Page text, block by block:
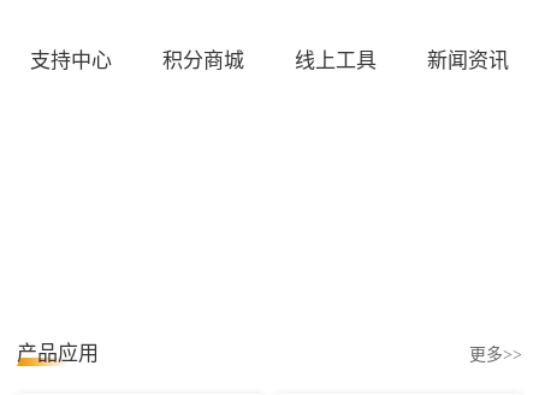
支持中心 积分商城 线上工具 新闻资讯
产品应用 更多>>